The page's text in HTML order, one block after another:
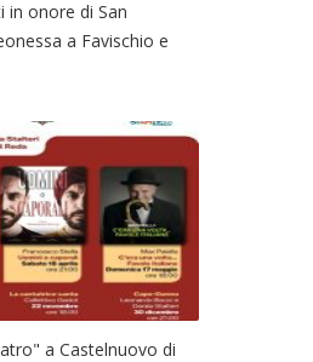
in onore di San
a Favischio e
a Castelnuovo di